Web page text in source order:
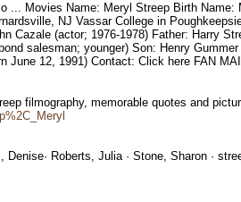
... Movies Name: Meryl Streep Birth
NJ Vassar College in
Cazale (actor; 1976-1978) Father: Harry
salesman; younger) Son: Henry
June 12, 1991) Contact: Click here FAN
filmography, memorable quotes and
Roberts, Julia · Stone, Sharon ·